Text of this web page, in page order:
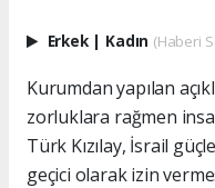
Erkek | Kadın (Haberi
Kurumdan yapılan
zorluklara rağmen
Türk Kızılay, İsrail
geçici olarak izin